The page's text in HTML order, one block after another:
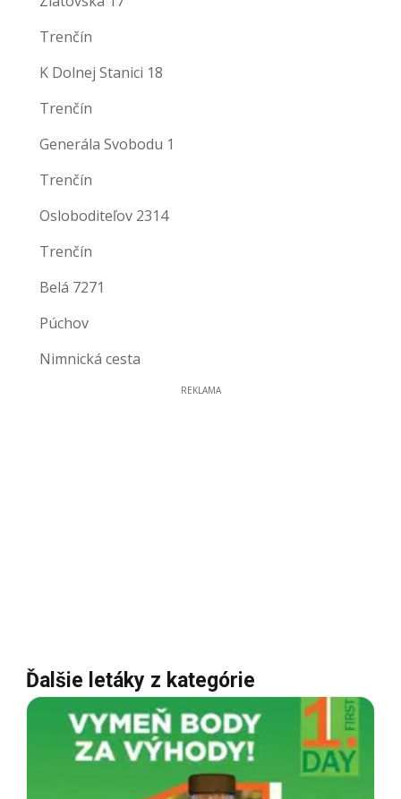
Trenčín
K Dolnej Stanici 18
Trenčín
Generála Svobodu 1
Trenčín
Osloboditeľov 2314
Trenčín
Belá 7271
Púchov
Nimnická cesta
REKLAMA
Ďalšie letáky z kategórie